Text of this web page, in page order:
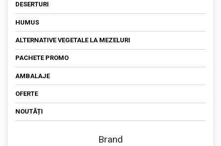
DESERTURI
HUMUS
ALTERNATIVE VEGETALE LA MEZELURI
PACHETE PROMO
AMBALAJE
OFERTE
NOUTĂȚI
Brand